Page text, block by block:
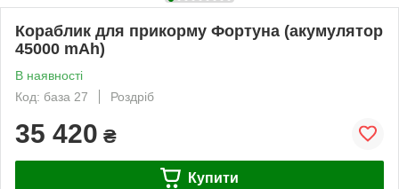
Кораблик для прикорму Фортуна (акумулятор
45000 mAh)
В наявності
Код: база 27
Роздріб
35 420 ₴
Купити